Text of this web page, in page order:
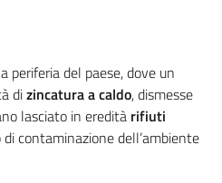
periferia del paese, dove un
dizincatura a caldo, dismesse
lasciato in eredità rifiuti
di contaminazione dell’ambiente